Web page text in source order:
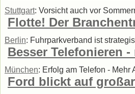
Stuttgart: Vorsicht auch vor
Flotte! Der
Berlin: Fuhrparkverband ist
Besser Telefonieren
München: Erfolg am Telefon - Mehr
Ford blickt auf